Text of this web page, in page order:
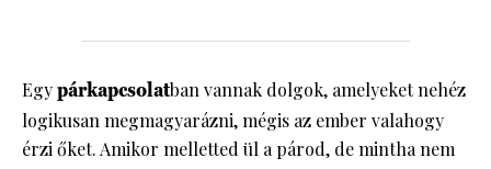
Egypárkapcsolatban vannak dolgok, amelyeket nehéz
logikusan megmagyarázni, mégis az ember valahogy
érzi őket. Amikor melletted ül a párod, de mintha nem